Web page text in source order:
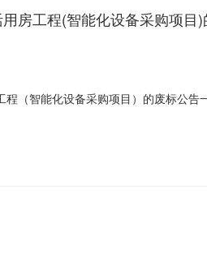
房工程(智能化设备采购项目
（智能化设备采购项目）的废标公
足三家八、评审小组成员名单：邓